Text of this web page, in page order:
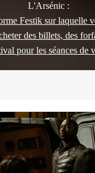
L'Arsénic :
Festik sur laquelle
des billets, des
pour les séances de